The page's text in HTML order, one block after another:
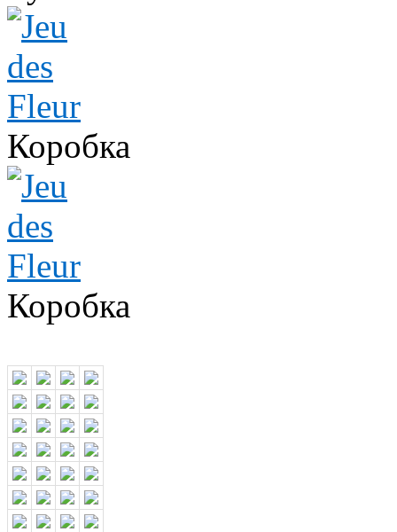
Коробка
Коробка